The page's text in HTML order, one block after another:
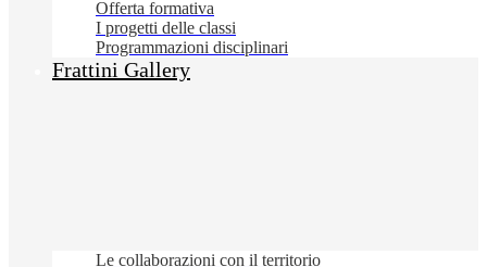
Offerta formativa
I progetti delle classi
Programmazioni disciplinari
Frattini Gallery
Le collaborazioni con il territorio